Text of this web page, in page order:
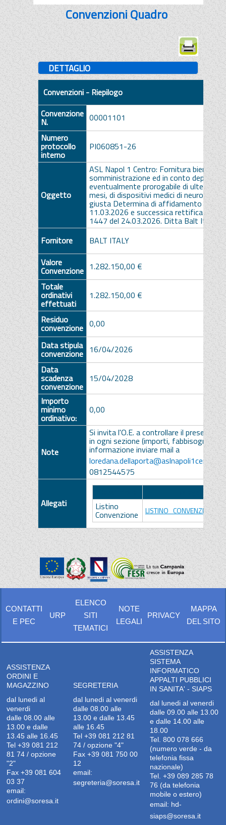
Convenzioni Quadro
DETTAGLIO
Convenzioni - Riepilogo
Convenzione
N.
00001101
Numero
protocollo
interno
PI060851-26
Oggetto
ASL Napol 1 Centro: Fornitura biennale,
somministrazione ed in conto deposito,
eventualmente prorogabile di ulteriori
mesi, di dispositivi medici di
giusta Determina di affidamento n.
11.03.2026 e successica rettifica Det.
1447 del 24.03.2026. Ditta Balt Italy
Fornitore
BALT ITALY
Valore
Convenzione 1.282.150,00 €
Totale
ordinativi
effettuati
1.282.150,00 €
Residuo
convenzione 0,00
Data stipula
convenzione 16/04/2026
Data
scadenza
convenzione
15/04/2028
Importo
minimo
ordinativo:
0,00
Note
Si invita l'O.E. a controllare il presente
in ogni sezione (importi, fabbisogni,
informazione inviare mail a
loredana.dellaporta@aslnapoli1centro.it
0812544575
Allegati
Allegato
Listino
Convenzione
CONTATTI
E PEC
URP
ELENCO
SITI
TEMATICI
NOTE
LEGALI
PRIVACY
MAPPA
DEL SITO
ASSISTENZA
ORDINI E
MAGAZZINO
dal lunedi al
venerdi
dalle 08.00 alle
13.00 e dalle
13.45 alle 16.45
Tel +39 081 212
81 74 / opzione
"2"
Fax +39 081 604
03 37
email:
ordini@soresa.it
SEGRETERIA
dal lunedi al venerdi
dalle 08.00 alle
13.00 e dalle 13.45
alle 16.45
Tel +39 081 212 81
74 / opzione "4"
Fax +39 081 750 00
12
email:
segreteria@soresa.it
ASSISTENZA
SISTEMA
INFORMATICO
APPALTI PUBBLICI
IN SANITA' - SIAPS
dal lunedi al venerdi
dalle 09.00 alle 13.00
e dalle 14.00 alle
18.00
Tel. 800 078 666
(numero verde - da
telefonia fissa
nazionale)
Tel. +39 089 285 78
76 (da telefonia
mobile o estero)
email: hd-
siaps@soresa.it